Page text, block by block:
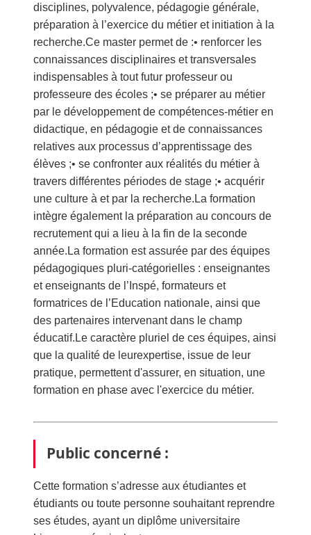
disciplines, polyvalence, pédagogie générale,
préparation à l’exercice du métier et initiation à la
recherche.Ce master permet de :• renforcer les
connaissances disciplinaires et transversales
indispensables à tout futur professeur ou
professeure des écoles ;• se préparer au métier
par le développement de compétences-métier en
didactique, en pédagogie et de connaissances
relatives aux processus d’apprentissage des
élèves ;• se confronter aux réalités du métier à
travers différentes périodes de stage ;• acquérir
une culture à et par la recherche.La formation
intègre également la préparation au concours de
recrutement qui a lieu à la fin de la seconde
année.La formation est assurée par des équipes
pédagogiques pluri-catégorielles : enseignantes
et enseignants de l’Inspé, formateurs et
formatrices de l’Education nationale, ainsi que
des partenaires intervenant dans le champ
éducatif.Le caractère pluriel de ces équipes, ainsi
que la qualité de leurexpertise, issue de leur
pratique, permettent d'assurer, en situation, une
formation en phase avec l'exercice du métier.
Public concerné :
Cette formation s’adresse aux étudiantes et
étudiants ou toute personne souhaitant reprendre
ses études, ayant un diplôme universitaire